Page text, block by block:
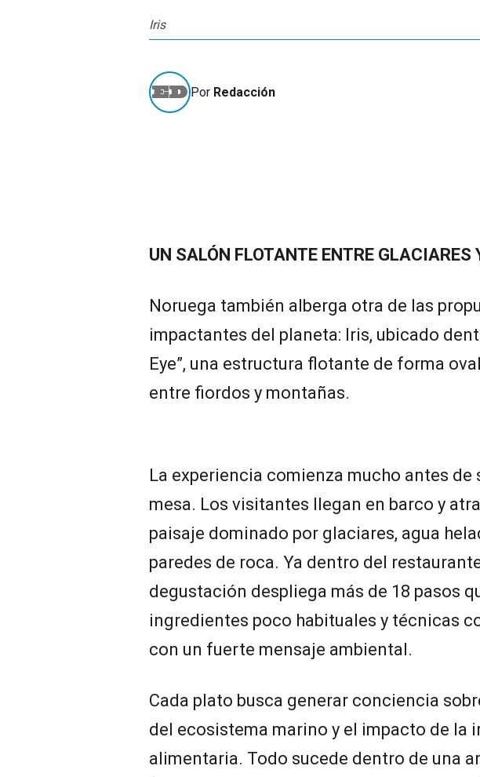
Iris
Por Redacción
UN SALÓN FLOTANTE ENTRE GLACIARES
Noruega también alberga otra de las
impactantes del planeta: Iris, ubicado
Eye”, una estructura flotante de forma
entre fiordos y montañas.
La experiencia comienza mucho antes de
mesa. Los visitantes llegan en barco y
paisaje dominado por glaciares, agua
paredes de roca. Ya dentro del
degustación despliega más de 18 pasos
ingredientes poco habituales y técnicas
con un fuerte mensaje ambiental.
Cada plato busca generar conciencia
del ecosistema marino y el impacto de la
alimentaria. Todo sucede dentro de una